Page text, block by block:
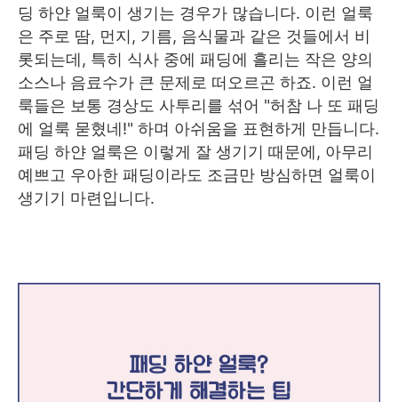
딩 하얀 얼룩이 생기는 경우가 많습니다. 이런 얼룩
은 주로 땀, 먼지, 기름, 음식물과 같은 것들에서 비
롯되는데, 특히 식사 중에 패딩에 흘리는 작은 양의
소스나 음료수가 큰 문제로 떠오르곤 하죠. 이런 얼
룩들은 보통 경상도 사투리를 섞어 "허참 나 또 패딩
에 얼룩 묻혔네!" 하며 아쉬움을 표현하게 만듭니다.
패딩 하얀 얼룩은 이렇게 잘 생기기 때문에, 아무리
예쁘고 우아한 패딩이라도 조금만 방심하면 얼룩이
생기기 마련입니다.